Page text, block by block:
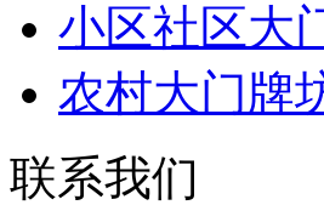
小区社区大
农村大门牌
联系我们